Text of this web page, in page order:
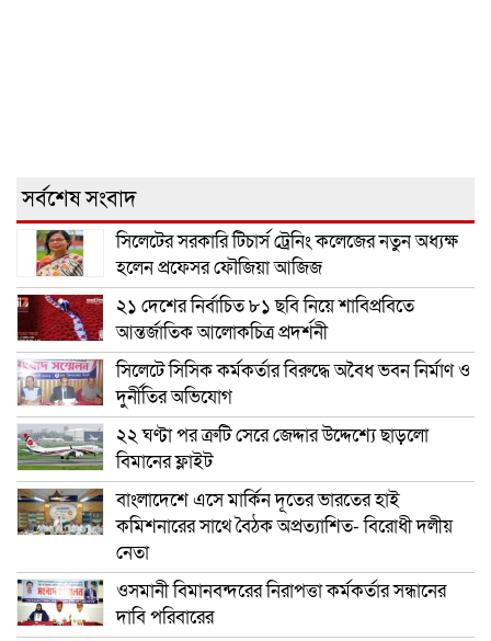
সর্বশেষ সংবাদ
সিলেটের সরকারি টিচার্স ট্রেনিং কলেজের নতুন অধ্যক্ষ
হলেন প্রফেসর ফৌজিয়া আজিজ
২১ দেশের নির্বাচিত ৮১ ছবি নিয়ে শাবিপ্রবিতে
আন্তর্জাতিক আলোকচিত্র প্রদর্শনী
সিলেটে সিসিক কর্মকর্তার বিরুদ্ধে অবৈধ ভবন নির্মাণ ও
দুর্নীতির অভিযোগ
২২ ঘণ্টা পর ত্রুটি সেরে জেদ্দার উদ্দেশ্যে ছাড়লো
বিমানের ফ্লাইট
বাংলাদেশে এসে মার্কিন দূতের ভারতের হাই
কমিশনারের সাথে বৈঠক অপ্রত্যাশিত- বিরোধী দলীয়
নেতা
ওসমানী বিমানবন্দরের নিরাপত্তা কর্মকর্তার সন্ধানের
দাবি পরিবারের